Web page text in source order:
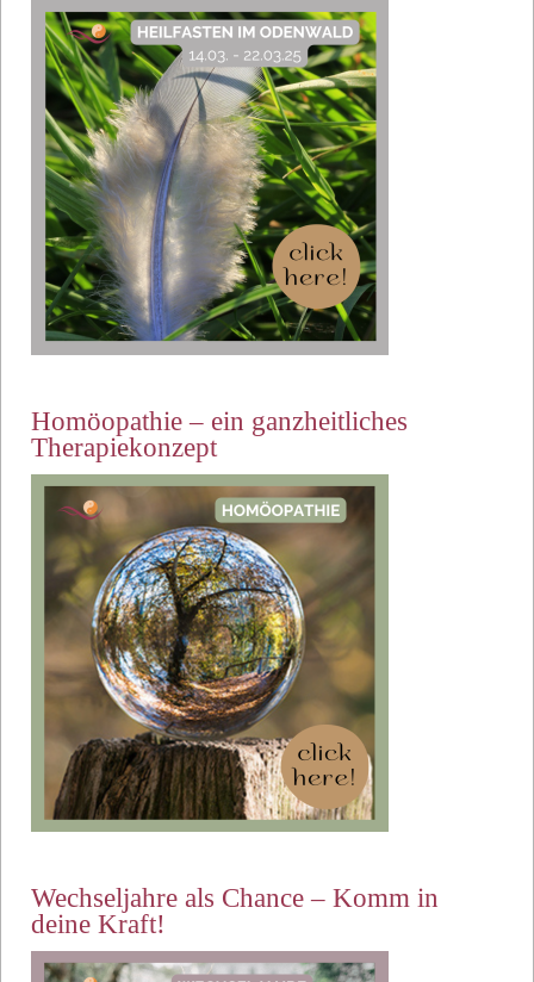
Homöopathie – ein ganzheitliches
Therapiekonzept
Wechseljahre als Chance – Komm in
deine Kraft!